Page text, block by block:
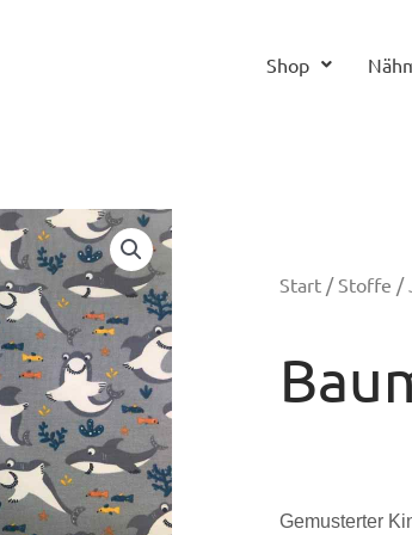
Shop
Start / Stoffe /
Gemusterter